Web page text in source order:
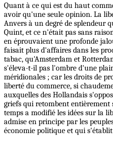
Quant à ce qui est du haut
avoir qu'une seule opinion. La
Anvers à un degré de splendeur
Quint, et ce n'était pas sans
en éprouvaient une profonde
faisait plus d'affaires dans les
tabac, qu'Amsterdam et
s'éleva-t-il pas l'ombre d'une
méridionales ; car les droits de
liberté du commerce, si
auxquelles des Hollandais
griefs qui retombent entièrement
temps a modifié les idées sur la
admise en principe par les
économie politique et qui